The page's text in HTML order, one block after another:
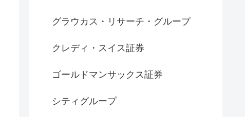
グラウカス・リサーチ・グループ
クレディ・スイス証券
ゴールドマンサックス証券
シティグループ